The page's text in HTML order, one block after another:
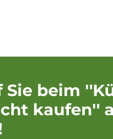
Sie beim
kaufen''